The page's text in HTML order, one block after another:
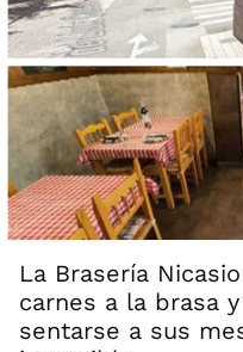
La Brasería
carnes a la brasa
sentarse a sus